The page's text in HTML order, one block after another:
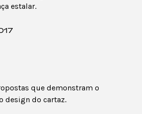
estalar.
que demonstram o
design do cartaz.